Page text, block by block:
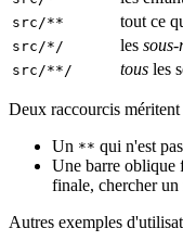
src/**
tout ce
src/*/ les
src/**/
tous les
Deux raccourcis méritent
Un ** qui n'est
Une barre oblique
finale, chercher un
Autres exemples